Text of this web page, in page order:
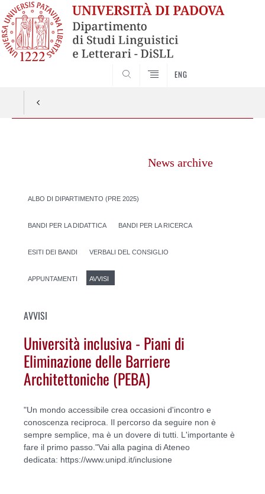
ENG
News archive
ALBO DI DIPARTIMENTO (PRE 2025)
BANDI PER LA DIDATTICA BANDI PER LA RICERCA
ESITI DEI BANDI VERBALI DEL CONSIGLIO
APPUNTAMENTI AVVISI
AVVISI
Università inclusiva - Piani di
Eliminazione delle Barriere
Architettoniche (PEBA)
"Un mondo accessibile crea occasioni d'incontro e
conoscenza reciproca. Il percorso da seguire non è
sempre semplice, ma è un dovere di tutti. L'importante è
fare il primo passo."Vai alla pagina di Ateneo
dedicata: https://www.unipd.it/inclusione